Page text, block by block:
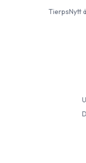
TierpsNytt